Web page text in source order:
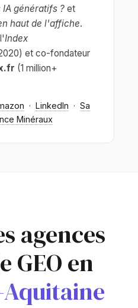
génératifs ? et
haut de l'affiche.
Index
et co-fondateur
(1 million+
· LinkedIn · Sa
Minéraux
agences
GEO en